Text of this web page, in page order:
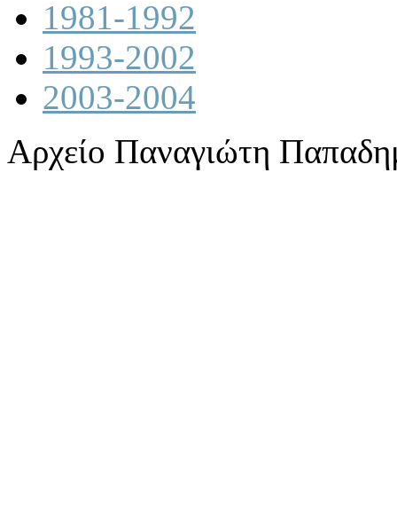
1981-1992
1993-2002
2003-2004
Αρχείο Παναγιώτη